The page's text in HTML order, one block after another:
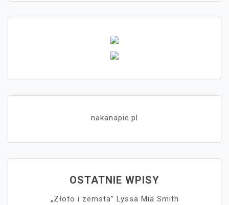
nakanapie.pl
OSTATNIE WPISY
„Złoto i zemsta” Lyssa Mia Smith